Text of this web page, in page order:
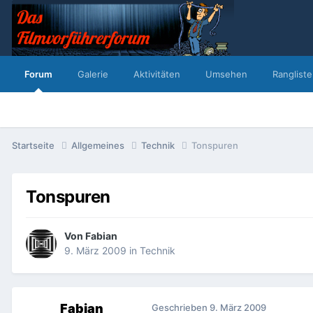
Forum Galerie Aktivitäten Umsehen Rangliste
Startseite Allgemeines Technik Tonspuren
Tonspuren
Von Fabian
9. März 2009 in Technik
Fabian Geschrieben 9. März 2009